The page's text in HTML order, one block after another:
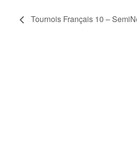
Tournois Français 10 –